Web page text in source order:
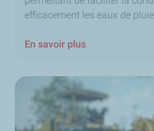
efficacement les eaux de
En savoir plus